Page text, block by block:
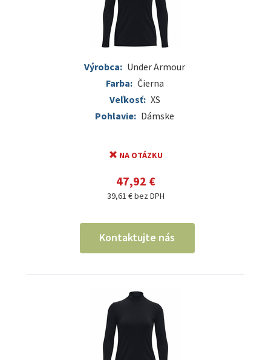
Výrobca: Under Armour
Farba: Čierna
Veľkosť: XS
Pohlavie: Dámske
NA OTÁZKU
47,92 €
39,61 € bez DPH
Kontaktujte nás